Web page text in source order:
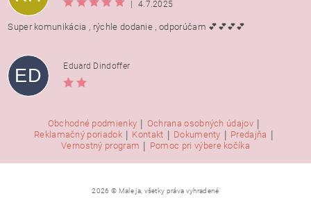
|
4.7.2025
Super komunikácia , rýchle dodanie , odporúčam 💕💕💕💕
ED Eduard Dindoffer
Obchodné podmienky | Ochrana osobných údajov |
Reklamačný poriadok | Kontakt | Dokumenty | Predajňa |
Vernostný program | Pomoc pri výbere kočíka
2026 © Male ja, všetky práva vyhradené